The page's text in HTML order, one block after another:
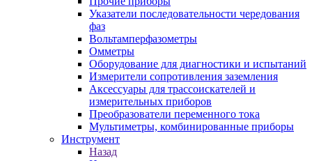
Указатели последовательности чередования
фаз
Вольтамперфазометры
Омметры
Оборудование для диагностики и испытаний
Измерители сопротивления заземления
Аксессуары для трассоискателей и
измерительных приборов
Преобразователи переменного тока
Мультиметры, комбинированные приборы
Инструмент
Назад